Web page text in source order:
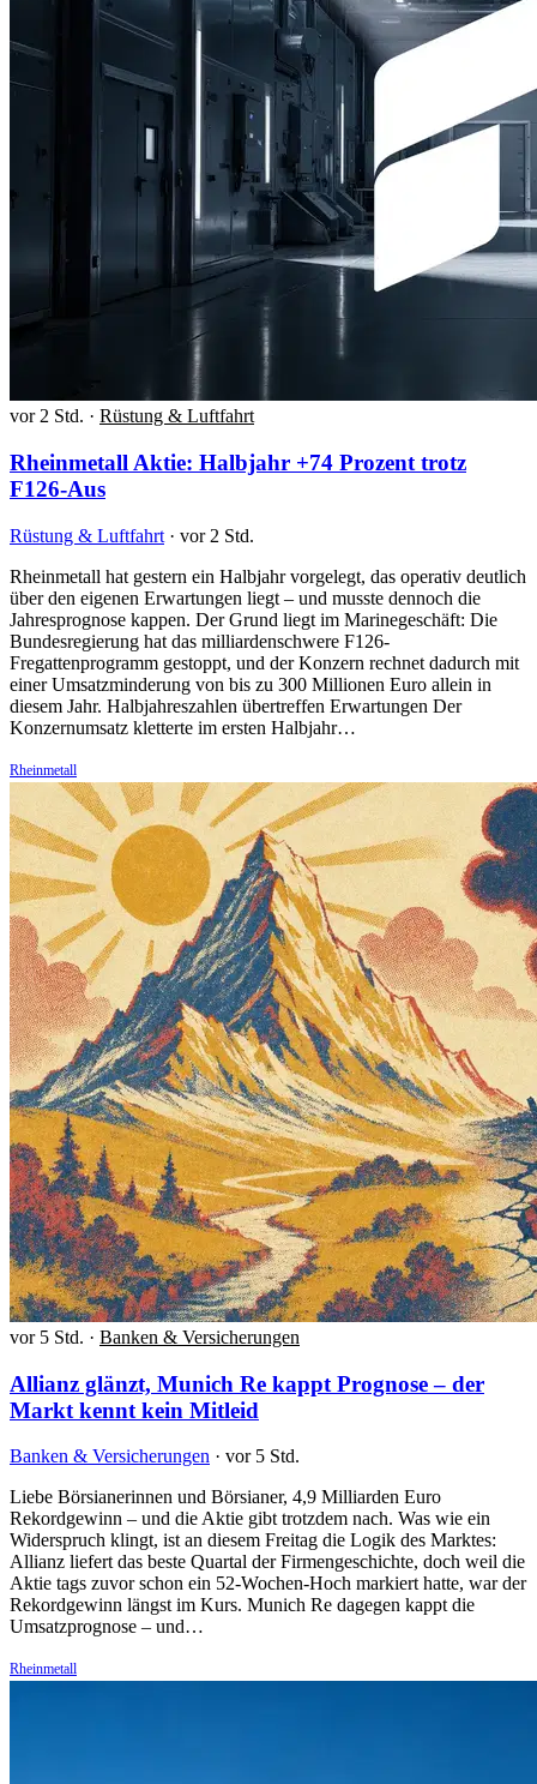
vor 2 Std. · Rüstung & Luftfahrt
Rheinmetall Aktie: Halbjahr +74 Prozent trotz
F126-Aus
Rüstung & Luftfahrt · vor 2 Std.
Rheinmetall hat gestern ein Halbjahr vorgelegt, das operativ deutlich
über den eigenen Erwartungen liegt – und musste dennoch die
Jahresprognose kappen. Der Grund liegt im Marinegeschäft: Die
Bundesregierung hat das milliardenschwere F126-
Fregattenprogramm gestoppt, und der Konzern rechnet dadurch mit
einer Umsatzminderung von bis zu 300 Millionen Euro allein in
diesem Jahr. Halbjahreszahlen übertreffen Erwartungen Der
Konzernumsatz kletterte im ersten Halbjahr…
Rheinmetall
vor 5 Std. · Banken & Versicherungen
Allianz glänzt, Munich Re kappt Prognose – der
Markt kennt kein Mitleid
Banken & Versicherungen · vor 5 Std.
Liebe Börsianerinnen und Börsianer, 4,9 Milliarden Euro
Rekordgewinn – und die Aktie gibt trotzdem nach. Was wie ein
Widerspruch klingt, ist an diesem Freitag die Logik des Marktes:
Allianz liefert das beste Quartal der Firmengeschichte, doch weil die
Aktie tags zuvor schon ein 52-Wochen-Hoch markiert hatte, war der
Rekordgewinn längst im Kurs. Munich Re dagegen kappt die
Umsatzprognose – und…
Rheinmetall